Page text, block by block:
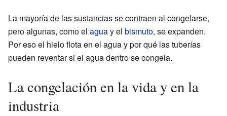
La mayoría de las sustancias se contraen al congelarse,
pero algunas, como el aguay el bismuto, se expanden.
Por eso el hielo flota en el agua y por qué las tuberías
pueden reventar si el agua dentro se congela.
La congelación en la vida y en la
industria